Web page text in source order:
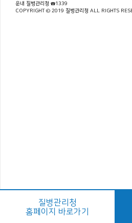
운내 질병관리청 ☎1339
COPYRIGHT © 2019 질병관리청 ALL RIGHTS
질병관리청
홈페이지 바로가기